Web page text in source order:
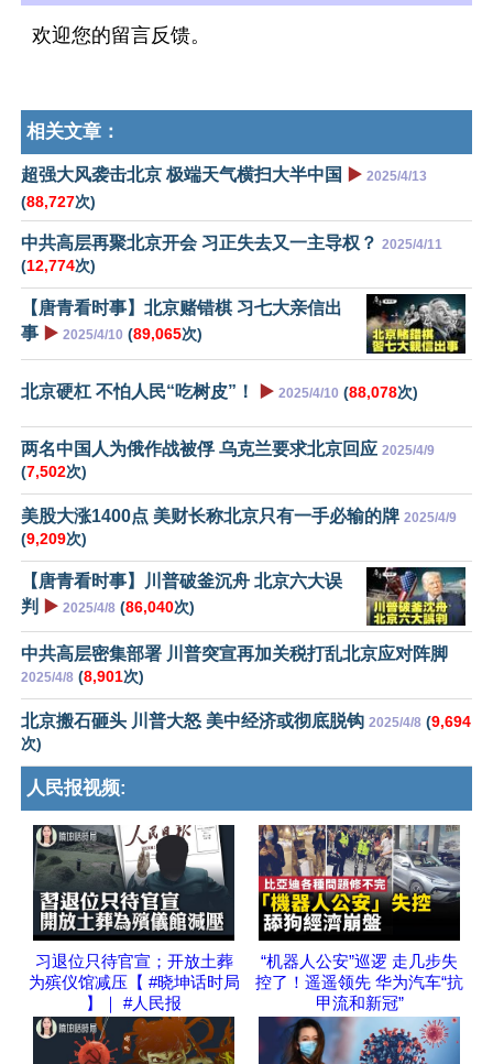
欢迎您的留言反馈。
相关文章：
超强大风袭击北京 极端天气横扫大半中国 ▶️ 2025/4/13
(88,727次)
中共高层再聚北京开会 习正失去又一主导权？ 2025/4/11
(12,774次)
【唐青看时事】北京赌错棋 习七大亲信出
事 ▶️ 2025/4/10 (89,065次)
北京硬杠 不怕人民“吃树皮”！ ▶️ 2025/4/10 (88,078次)
两名中国人为俄作战被俘 乌克兰要求北京回应 2025/4/9
(7,502次)
美股大涨1400点 美财长称北京只有一手必输的牌 2025/4/9
(9,209次)
【唐青看时事】川普破釜沉舟 北京六大误
判
▶️ 2025/4/8 (86,040次)
中共高层密集部署 川普突宣再加关税打乱北京应对阵脚
2025/4/8 (8,901次)
北京搬石砸头 川普大怒 美中经济或彻底脱钩 2025/4/8 (9,694
次)
人民报视频:
习退位只待官宣；开放土葬
为殡仪馆减压【 #晓坤话时局
】｜ #人民报
“机器人公安”巡逻 走几步失
控了！遥遥领先 华为汽车“抗
甲流和新冠”